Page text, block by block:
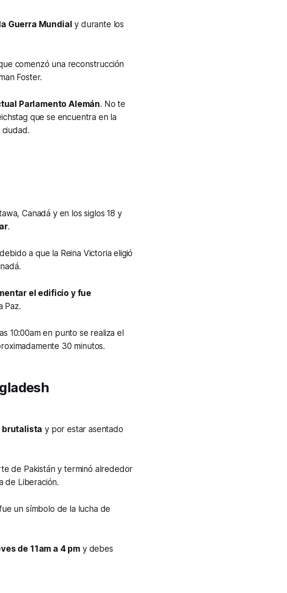
Guerra Mundial y durante los
comenzó una reconstrucción
Foster.
Parlamento Alemán. No te
que se encuentra en la
Canadá y en los siglos 18 y
.
a que la Reina Victoria eligió
el edificio y fue
Paz.
10:00am en punto se realiza el
30 minutos.
brutalista y por estar asentado
de Pakistán y terminó alrededor
de Liberación.
un símbolo de la lucha de
de 11am a 4 pm y debes